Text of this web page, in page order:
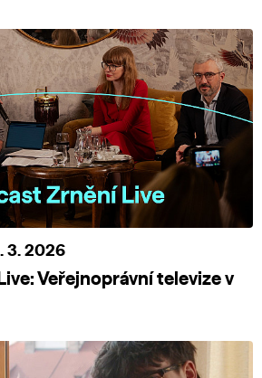
3. 2026
Veřejnoprávní televize v